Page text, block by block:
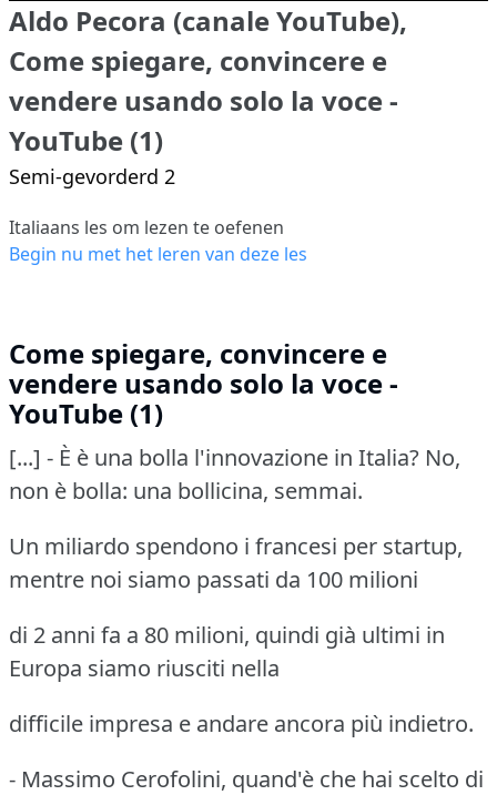
Aldo Pecora (canale YouTube),
Come spiegare, convincere e
vendere usando solo la voce -
YouTube (1)
Semi-gevorderd 2
Italiaans les om lezen te oefenen
Begin nu met het leren van deze les
Come spiegare, convincere e
vendere usando solo la voce -
YouTube (1)
[...] - È è una bolla l'innovazione in Italia? No,
non è bolla: una bollicina, semmai.
Un miliardo spendono i francesi per startup,
mentre noi siamo passati da 100 milioni
di 2 anni fa a 80 milioni, quindi già ultimi in
Europa siamo riusciti nella
difficile impresa e andare ancora più indietro.
- Massimo Cerofolini, quand'è che hai scelto di